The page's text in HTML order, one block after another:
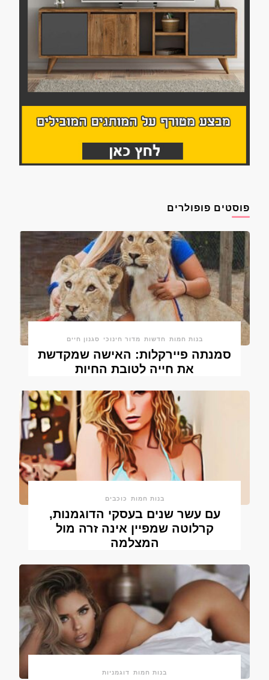
פוסטים פופולרים
בנות חמות חדשות מדור חינוכי סגנון חיים
סמנתה פיירקלות: האישה שמקדשת
את חייה לטובת החיות
בנות חמות כוכבים
עם עשר שנים בעסקי הדוגמנות,
קרלוטה שמפיין אינה זרה מול
המצלמה
בנות חמות דוגמניות